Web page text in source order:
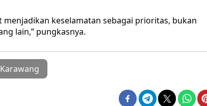
keselamatan sebagai prioritas, bukan
lain,” pungkasnya.